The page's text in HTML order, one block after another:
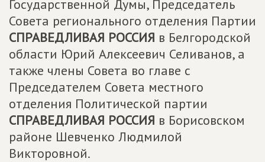
Государственной Думы, Председатель
Совета регионального отделения Партии
СПРАВЕДЛИВАЯ РОССИЯ в Белгородской
области Юрий Алексеевич Селиванов, а
также члены Совета во главе с
Председателем Совета местного
отделения Политической партии
СПРАВЕДЛИВАЯ РОССИЯ в Борисовском
районе Шевченко Людмилой
Викторовной.